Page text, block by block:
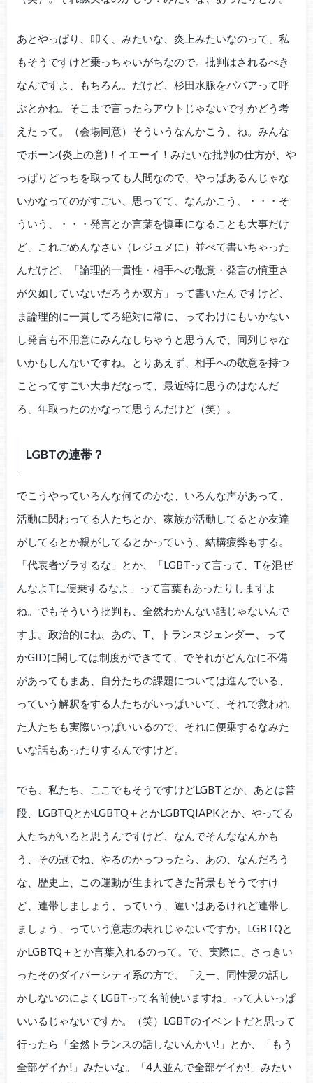
あとやっぱり、叩く、みたいな、炎上みたいなのって、私
もそうですけど乗っちゃいがちなので。批判はされるべき
なんですよ、もちろん。だけど、杉田水脈をババアって呼
ぶとかね。そこまで言ったらアウトじゃないですかどう考
えたって。（会場同意）そういうなんかこう、ね。みんな
でボーン(炎上の意)！イエーイ！みたいな批判の仕方が、や
っぱりどっちを取っても人間なので、やっぱあるんじゃな
いかなってのがすごい、思ってて、なんかこう、・・・そ
ういう、・・・発言とか言葉を慎重になることも大事だけ
ど、これごめんなさい（レジュメに）並べて書いちゃった
んだけど、「論理的一貫性・相手への敬意・発言の慎重さ
が欠如していないだろうか双方」って書いたんですけど、
ま論理的に一貫してろ絶対に常に、ってわけにもいかない
し発言も不用意にみんなしちゃうと思うんで、同列じゃな
いかもしんないですね。とりあえず、相手への敬意を持つ
ことってすごい大事だなって、最近特に思うのはなんだ
ろ、年取ったのかなって思うんだけど（笑）。
LGBTの連帯？
でこうやっていろんな何てのかな、いろんな声があって、
活動に関わってる人たちとか、家族が活動してるとか友達
がしてるとか親がしてるとかっていう、結構疲弊もする。
「代表者ヅラするな」とか、「LGBTって言って、Tを混ぜ
んなよTに便乗するなよ」って言葉もあったりしますよ
ね。でもそういう批判も、全然わかんない話じゃないんで
すよ。政治的にね、あの、T、トランスジェンダー、って
かGIDに関しては制度ができてて、でそれがどんなに不備
があってもまあ、自分たちの課題については進んでいる、
っていう解釈をする人たちがいっぱいいて、それで救われ
た人たちも実際いっぱいいるので、それに便乗するなみた
いな話もあったりするんですけど。
でも、私たち、ここでもそうですけどLGBTとか、あとは普
段、LGBTQとかLGBTQ＋とかLGBTQIAPKとか、やってる
人たちがいると思うんですけど、なんでそんななんかも
う、その冠でね、やるのかっつったら、あの、なんだろう
な、歴史上、この運動が生まれてきた背景もそうですけ
ど、連帯しましょう、っていう、違いはあるけれど連帯し
ましょう、っていう意志の表れじゃないですか。LGBTQと
かLGBTQ＋とか言葉入れるのって。で、実際に、さっきい
ったそのダイバーシティ系の方で、「えー、同性愛の話し
かしないのによくLGBTって名前使いますね」って人いっぱ
いいるじゃないですか。（笑）LGBTのイベントだと思って
行ったら「全然トランスの話しないんかい!」とか、「もう
全部ゲイか!」みたいな。「4人並んで全部ゲイか!」みたい